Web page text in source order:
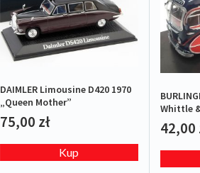
DAIMLER Limousine D420 1970
„Queen Mother”
75,00 zł
Kup
Whittle
42,00